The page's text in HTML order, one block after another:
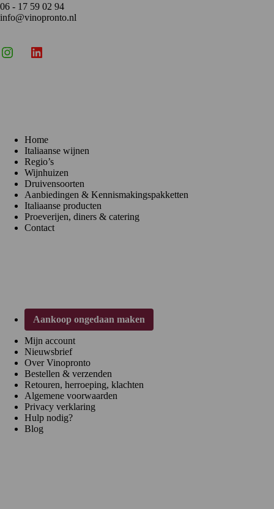
06 - 17 59 02 94
info@vinopronto.nl
InstagramLinkedIn
Home
Italiaanse wijnen
Regio’s
Wijnhuizen
Druivensoorten
Aanbiedingen & Kennismakingspakketten
Italiaanse producten
Proeverijen, diners & catering
Contact
Aankoop ongedaan maken
Mijn account
Nieuwsbrief
Over Vinopronto
Bestellen & verzenden
Retouren, herroeping, klachten
Algemene voorwaarden
Privacy verklaring
Hulp nodig?
Blog